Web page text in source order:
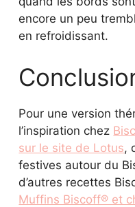
encore un peu
en refroidissant.
Pour une version
l’inspiration chez
sur le site de Lotus,
festives autour du
d’autres recettes
Muffins Biscoff® et